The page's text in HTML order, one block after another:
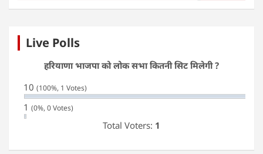
Live Polls
हरियाणा भाजपा को लोक सभा कितनी सिट मिलेगी ?
10 (100%, 1 Votes)
1 (0%, 0 Votes)
Total Voters: 1